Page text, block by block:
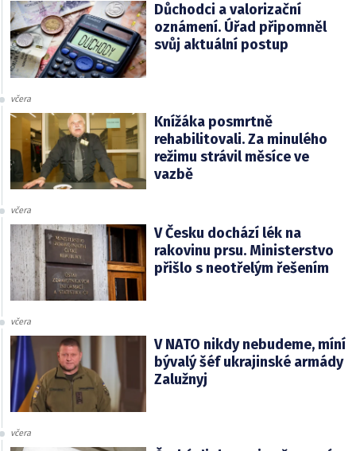
Důchodci a valorizační
oznámení. Úřad připomněl
svůj aktuální postup
včera
Knížáka posmrtně
rehabilitovali. Za minulého
režimu strávil měsíce ve
vazbě
včera
V Česku dochází lék na
rakovinu prsu. Ministerstvo
přišlo s neotřelým řešením
včera
V NATO nikdy nebudeme, míní
bývalý šéf ukrajinské armády
Zalužnyj
včera